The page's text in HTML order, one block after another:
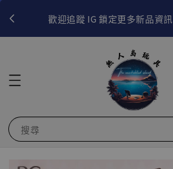
歡迎追蹤 IG 鎖定更多新品資訊
搜尋